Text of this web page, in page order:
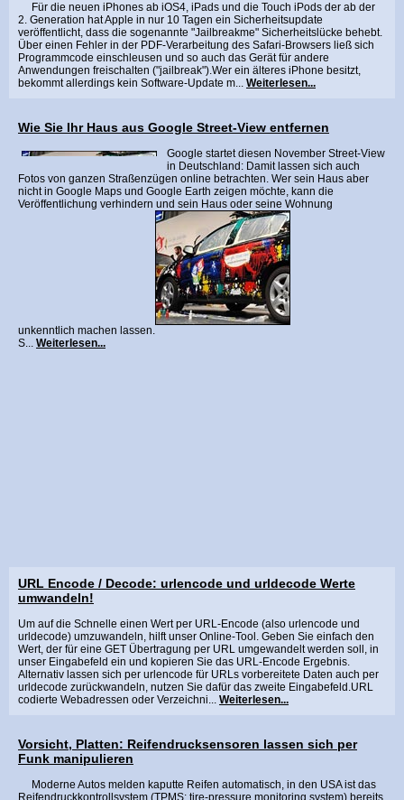
Für die neuen iPhones ab iOS4, iPads und die Touch iPods der ab der
2. Generation hat Apple in nur 10 Tagen ein Sicherheitsupdate
veröffentlicht, dass die sogenannte "Jailbreakme" Sicherheitslücke behebt.
Über einen Fehler in der PDF-Verarbeitung des Safari-Browsers ließ sich
Programmcode einschleusen und so auch das Gerät für andere
Anwendungen freischalten ("jailbreak").Wer ein älteres iPhone besitzt,
bekommt allerdings kein Software-Update m... Weiterlesen...
Wie Sie Ihr Haus aus Google Street-View entfernen
Google startet diesen November Street-View
in Deutschland: Damit lassen sich auch
Fotos von ganzen Straßenzügen online betrachten. Wer sein Haus aber
nicht in Google Maps und Google Earth zeigen möchte, kann die
Veröffentlichung verhindern und sein Haus oder seine Wohnung
unkenntlich machen lassen.
S... Weiterlesen...
URL Encode / Decode: urlencode und urldecode Werte
umwandeln!
Um auf die Schnelle einen Wert per URL-Encode (also urlencode und
urldecode) umzuwandeln, hilft unser Online-Tool. Geben Sie einfach den
Wert, der für eine GET Übertragung per URL umgewandelt werden soll, in
unser Eingabefeld ein und kopieren Sie das URL-Encode Ergebnis.
Alternativ lassen sich per urlencode für URLs vorbereitete Daten auch per
urldecode zurückwandeln, nutzen Sie dafür das zweite Eingabefeld.URL
codierte Webadressen oder Verzeichni... Weiterlesen...
Vorsicht, Platten: Reifendrucksensoren lassen sich per
Funk manipulieren
Moderne Autos melden kaputte Reifen automatisch, in den USA ist das
Reifendruckkontrollsystem (TPMS: tire-pressure monitoring system) bereits